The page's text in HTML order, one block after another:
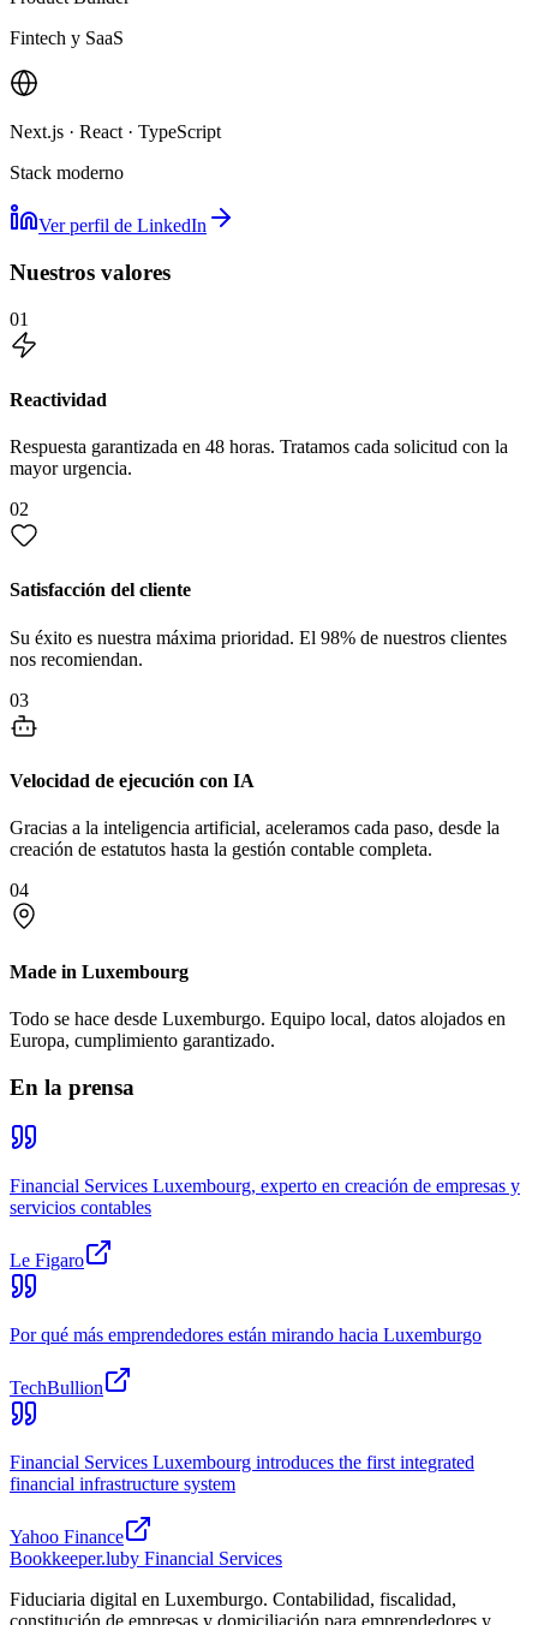
Fintech y SaaS
Next.js · React · TypeScript
Stack moderno
Ver perfil de LinkedIn
Nuestros valores
01
Reactividad
Respuesta garantizada en 48 horas. Tratamos cada solicitud con la
mayor urgencia.
02
Satisfacción del cliente
Su éxito es nuestra máxima prioridad. El 98% de nuestros clientes
nos recomiendan.
03
Velocidad de ejecución con IA
Gracias a la inteligencia artificial, aceleramos cada paso, desde la
creación de estatutos hasta la gestión contable completa.
04
Made in Luxembourg
Todo se hace desde Luxemburgo. Equipo local, datos alojados en
Europa, cumplimiento garantizado.
En la prensa
Financial Services Luxembourg, experto en creación de empresas y
servicios contables
Le Figaro
Por qué más emprendedores están mirando hacia Luxemburgo
TechBullion
Financial Services Luxembourg introduces the first integrated
financial infrastructure system
Yahoo Finance
Bookkeeper.luby Financial Services
Fiduciaria digital en Luxemburgo. Contabilidad, fiscalidad,